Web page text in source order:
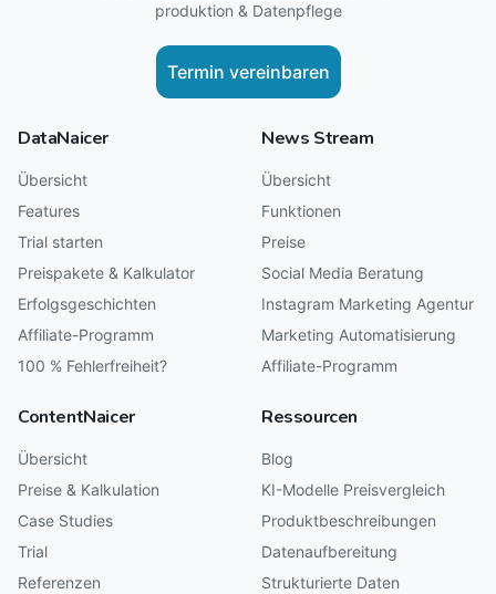
produktion & Daten­pflege
Termin vereinbaren
DataNaicer
Übersicht
Features
Trial starten
Preispakete & Kalkulator
Erfolgsgeschichten
Affiliate-Programm
100 % Fehlerfreiheit?
News Stream
Übersicht
Funktionen
Preise
Social Media Beratung
Instagram Marketing Agentur
Marketing Automatisierung
Affiliate-Programm
ContentNaicer
Übersicht
Preise & Kalkulation
Case Studies
Trial
Referenzen
Ressourcen
Blog
KI-Modelle Preisvergleich
Produktbeschreibungen
Datenaufbereitung
Strukturierte Daten